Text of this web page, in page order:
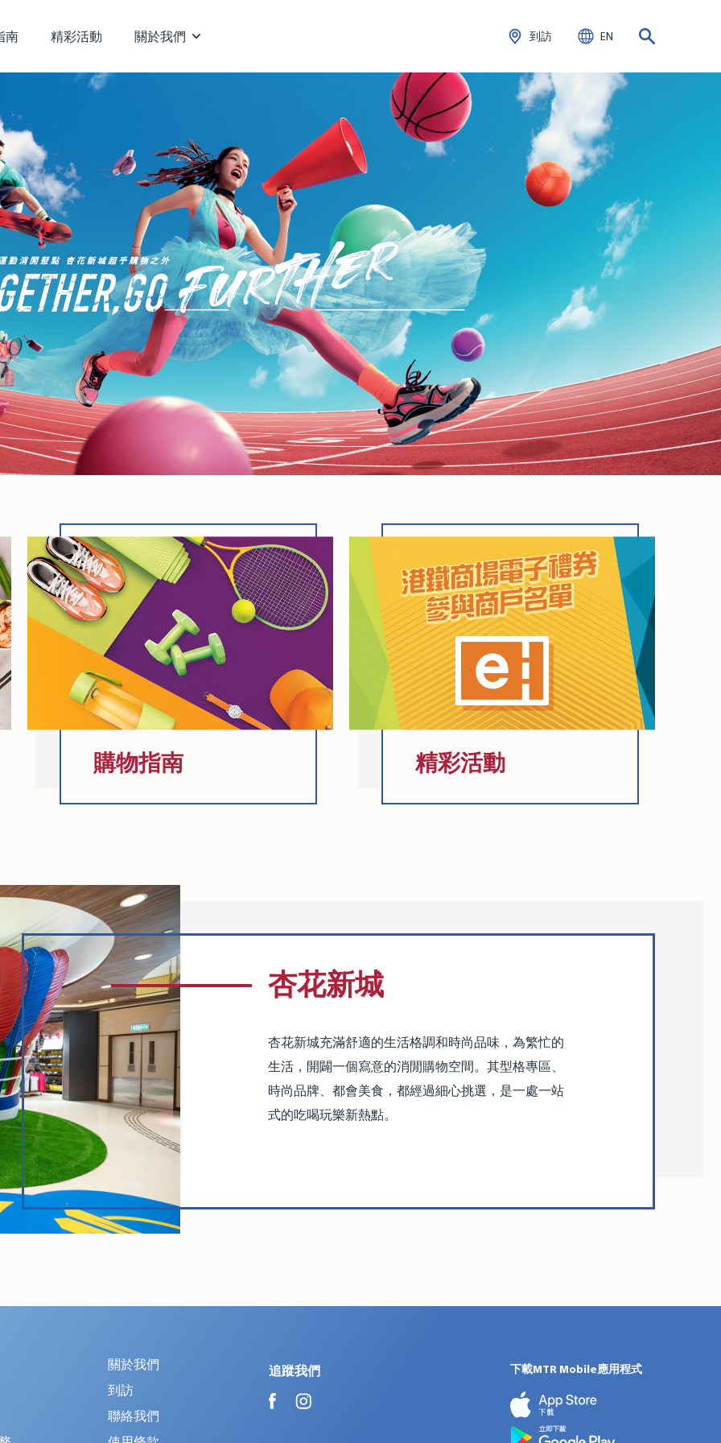
南 精彩活動 關於我們 到訪 EN
購物指南 精彩活動
杏花新城
杏花新城充滿舒適的生活格調和時尚品味，為繁忙的
生活，開闢一個寫意的消閒購物空間。其型格專區、
時尚品牌、都會美食，都經過細心挑選，是一處一站
式的吃喝玩樂新熱點。
關於我們
到訪
聯絡我們
追蹤我們 下載MTR Mobile應用程式